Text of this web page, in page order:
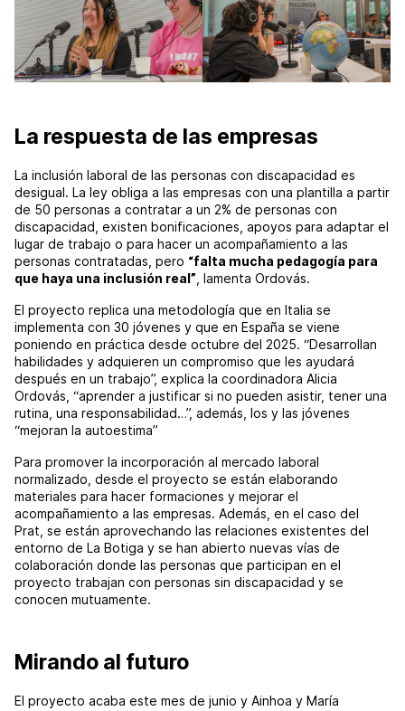
La respuesta de las empresas
La inclusión laboral de las personas con discapacidad es
desigual. La ley obliga a las empresas con una plantilla a partir
de 50 personas a contratar a un 2% de personas con
discapacidad, existen bonificaciones, apoyos para adaptar el
lugar de trabajo o para hacer un acompañamiento a las
personas contratadas, pero “falta mucha pedagogía para
que haya una inclusión real” , lamenta Ordovás.
El proyecto replica una metodología que en Italia se
implementa con 30 jóvenes y que en España se viene
poniendo en práctica desde octubre del 2025. “Desarrollan
habilidades y adquieren un compromiso que les ayudará
después en un trabajo”, explica la coordinadora Alicia
Ordovás, “aprender a justificar si no pueden asistir, tener una
rutina, una responsabilidad…”, además, los y las jóvenes
“mejoran la autoestima”
Para promover la incorporación al mercado laboral
normalizado, desde el proyecto se están elaborando
materiales para hacer formaciones y mejorar el
acompañamiento a las empresas. Además, en el caso del
Prat, se están aprovechando las relaciones existentes del
entorno de La Botiga y se han abierto nuevas vías de
colaboración donde las personas que participan en el
proyecto trabajan con personas sin discapacidad y se
conocen mutuamente.
Mirando al futuro
El proyecto acaba este mes de junio y Ainhoa y María